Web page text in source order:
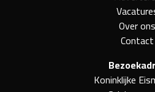
Over ons
Contact
Koninklijke